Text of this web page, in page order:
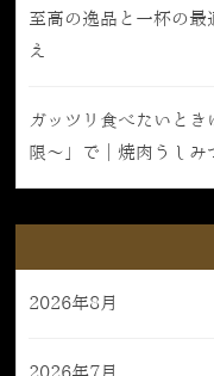
至高の逸品と一杯の
え
ガッツリ食べたいと
限〜」で｜焼肉うし
2026年8月